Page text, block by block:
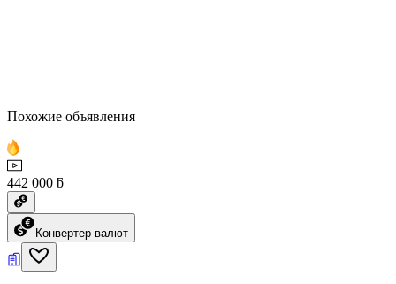
Похожие объявления
442 000 ƃ
Конвертер валют